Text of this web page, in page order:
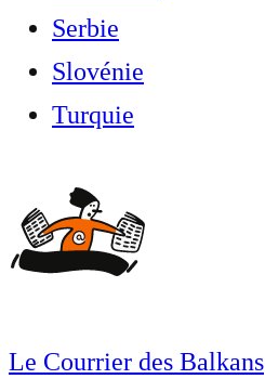
Serbie
Slovénie
Turquie
Le Courrier des Balkans